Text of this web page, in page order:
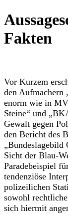
Fakten
Vor Kurzem
den Aufmachern
enorm wie in
Steine“ und
Gewalt gegen
den Bericht des
„Bundeslagebild
Sicht der Blau-
Paradebeispiel
tendenziöse
polizeilichen
sowohl
sich hiermit